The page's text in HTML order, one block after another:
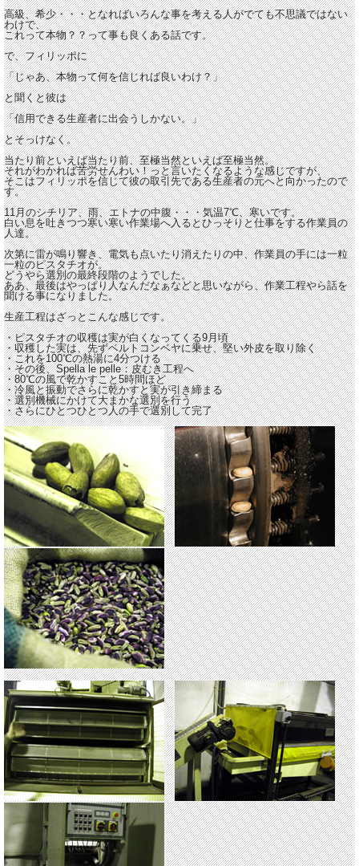
高級、希少・・・となればいろんな事を考える人がでても不思議ではない
わけで、
これって本物？？って事も良くある話です。
で、フィリッポに
「じゃあ、本物って何を信じれば良いわけ？」
と聞くと彼は
「信用できる生産者に出会うしかない。」
とそっけなく。
当たり前といえば当たり前、至極当然といえば至極当然。
それがわかれば苦労せんわい！っと言いたくなるような感じですが、
そこはフィリッポを信じて彼の取引先である生産者の元へと向かったので
す。
11月のシチリア、雨、エトナの中腹・・・気温7℃、寒いです。
白い息を吐きつつ寒い寒い作業場へ入るとひっそりと仕事をする作業員の
人達。
次第に雷が鳴り響き、電気も点いたり消えたりの中、作業員の手には一粒
一粒のピスタチオが。
どうやら選別の最終段階のようでした。
ああ、最後はやっぱり人なんだなぁなどと思いながら、作業工程やら話を
聞ける事になりました。
生産工程はざっとこんな感じです。
・ピスタチオの収穫は実が白くなってくる9月頃
・収穫した実は、先ずベルトコンベヤに乗せ、堅い外皮を取り除く
・これを100℃の熱湯に4分つける
・その後、Spella le pelle：皮むき工程へ
・80℃の風で乾かすこと5時間ほど
・冷風と振動でさらに乾かすと実が引き締まる
・選別機械にかけて大まかな選別を行う
・さらにひとつひとつ人の手で選別して完了